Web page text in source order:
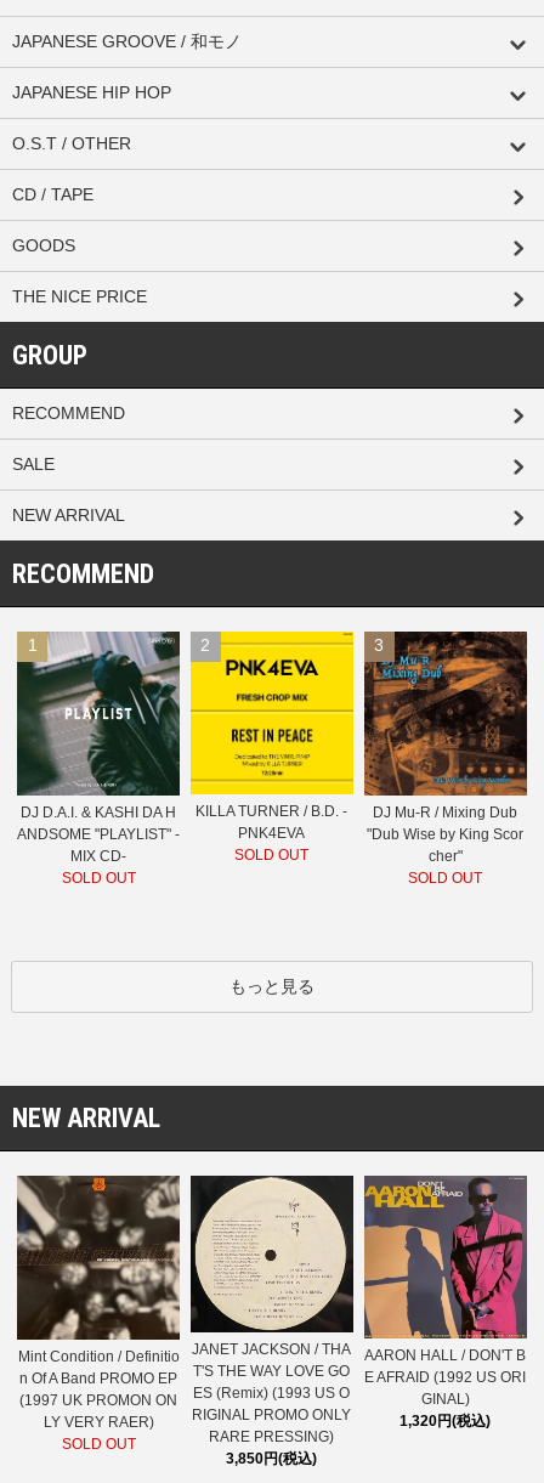
JAPANESE GROOVE / 和モノ
JAPANESE HIP HOP
O.S.T / OTHER
CD / TAPE
GOODS
THE NICE PRICE
GROUP
RECOMMEND
SALE
NEW ARRIVAL
RECOMMEND
1
DJ D.A.I. & KASHI DA H
ANDSOME "PLAYLIST" -
MIX CD-
SOLD OUT
2
KILLA TURNER / B.D. -
PNK4EVA
SOLD OUT
3
DJ Mu-R / Mixing Dub
"Dub Wise by King Scor
cher"
SOLD OUT
もっと見る
NEW ARRIVAL
Mint Condition / Definitio
n Of A Band PROMO EP
(1997 UK PROMON ON
LY VERY RAER)
SOLD OUT
JANET JACKSON / THA
T'S THE WAY LOVE GO
ES (Remix) (1993 US O
RIGINAL PROMO ONLY
RARE PRESSING)
3,850円(税込)
AARON HALL / DON'T B
E AFRAID (1992 US ORI
GINAL)
1,320円(税込)